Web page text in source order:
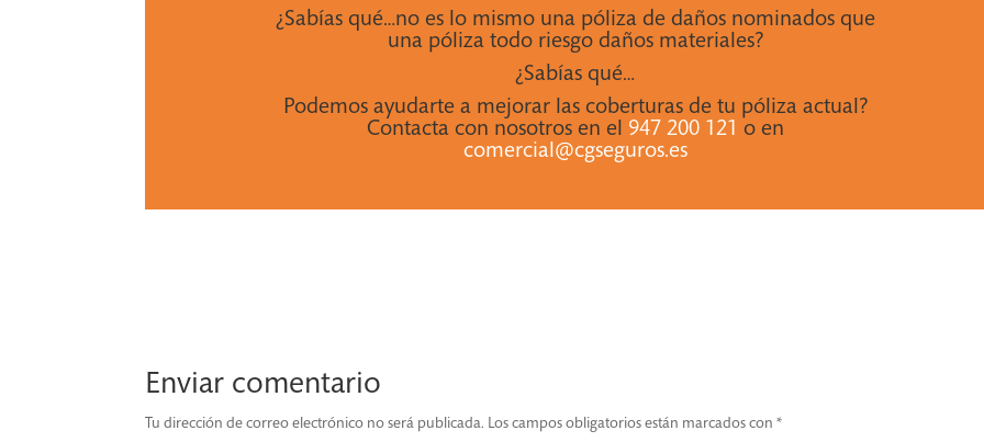
¿Sabías qué…no es lo mismo una póliza de daños nominados que
una póliza todo riesgo daños materiales?
¿Sabías qué…
Podemos ayudarte a mejorar las coberturas de tu póliza actual?
Contacta con nosotros en el 947 200 121 o en
comercial@cgseguros.es
Enviar comentario
Tu dirección de correo electrónico no será publicada. Los campos obligatorios están marcados con *